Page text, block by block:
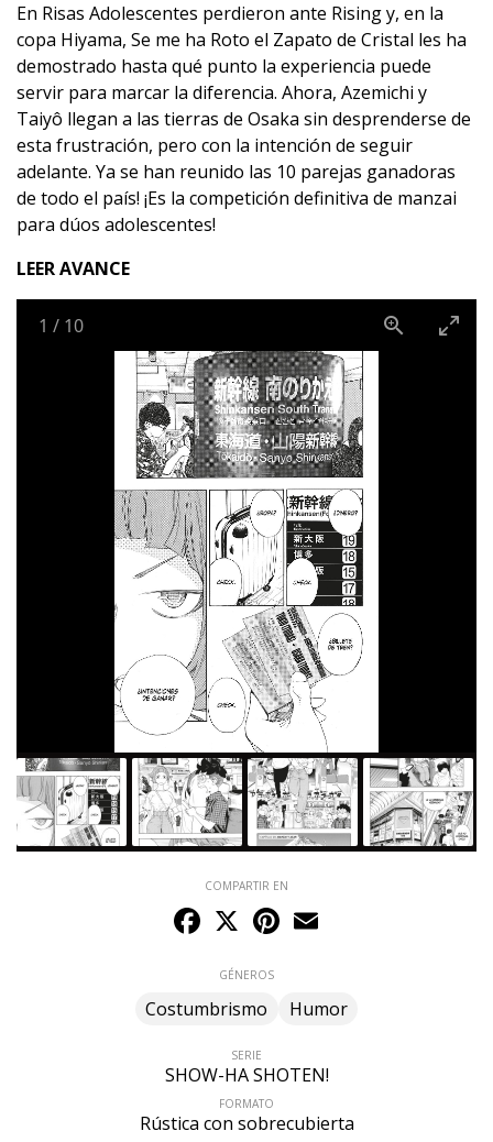
En Risas Adolescentes perdieron ante Rising y, en la
copa Hiyama, Se me ha Roto el Zapato de Cristal les ha
demostrado hasta qué punto la experiencia puede
servir para marcar la diferencia. Ahora, Azemichi y
Taiyô llegan a las tierras de Osaka sin desprenderse de
esta frustración, pero con la intención de seguir
adelante. Ya se han reunido las 10 parejas ganadoras
de todo el país! ¡Es la competición definitiva de manzai
para dúos adolescentes!
LEER AVANCE
1 / 10
COMPARTIR EN
Facebook
X Pinterest
GÉNEROS
Costumbrismo Humor
SERIE
SHOW-HA SHOTEN!
FORMATO
Rústica con sobrecubierta